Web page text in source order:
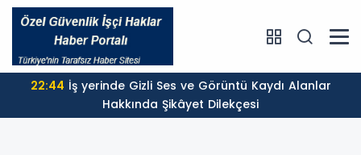
22:44
Hakkında Şikâyet Dilekçesi